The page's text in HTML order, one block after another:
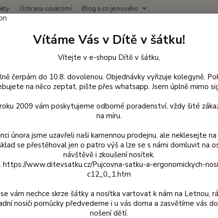
Ochrana soukromí Blog a co je nového
Hledat
(Po-
oblečení pro děti Opravný set Manymonths - Red Canyon / Wild
set Manymonths - Red
Vítáme Vás v Dítě v šátku!
Vítejte v e-shopu Dítě v šátku,
čerpám do 10.8. dovolenou. Objednávky vyřizuje kolegyně.
na něco zeptat, pište přes whatsapp. Jsem úplně mimo
2009 vám poskytujeme odborné poradenství, vždy šité
na míru.
února jsme uzavřeli naši kamennou prodejnu, ale neklesejte na
se přestěhoval jen o patro výš a lze se s námi domluvit na
návštěvě i zkoušení nosítek.
https://www.ditevsatku.cz/Pujcovna-satku-a-ergonomickych-
c12_0_1.htm
vám nechce skrze šátky a nosítka vartovat k nám na Letnou,
nosiči pomůcky předvedeme i u vás doma a zasvětíme vás
nošení dětí.